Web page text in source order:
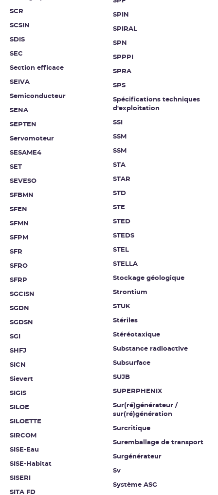
SCR
SCSIN
SDIS
SEC
Section efficace
SEIVA
Semiconducteur
SENA
SEPTEN
Servomoteur
SESAME4
SET
SEVESO
SFBMN
SFEN
SFMN
SFPM
SFR
SFRO
SFRP
SGCISN
SGDN
SGDSN
SGI
SHFJ
SICN
Sievert
SIGIS
SILOE
SILOETTE
SIRCOM
SISE-Eau
SISE-Habitat
SISERI
SITA FD
SPIN
SPIRAL
SPN
SPPPI
SPRA
SPS
Spécifications techniques
d'exploitation
SSI
SSM
SSM
STA
STAR
STD
STE
STED
STEDS
STEL
STELLA
Stockage géologique
Strontium
STUK
Stériles
Stéréotaxique
Substance radioactive
Subsurface
SUJB
SUPERPHENIX
Sur(ré)générateur /
sur(ré)génération
Surcritique
Suremballage de transport
Surgénérateur
Sv
Système ASG